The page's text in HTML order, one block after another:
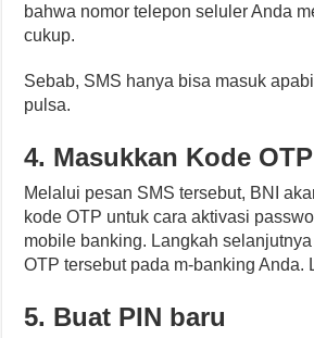
bahwa nomor telepon seluler Anda
cukup.
Sebab, SMS hanya bisa masuk
pulsa.
4. Masukkan Kode OTP
Melalui pesan SMS tersebut, BNI
kode OTP untuk cara aktivasi
mobile banking. Langkah
OTP tersebut pada m-banking Anda.
5. Buat PIN baru